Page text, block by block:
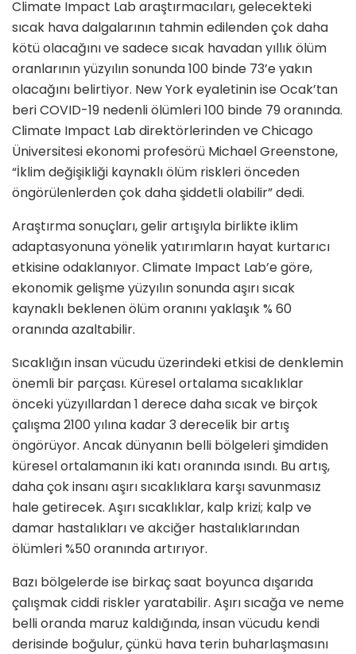
Climate Impact Lab araştırmacıları, gelecekteki
sıcak hava dalgalarının tahmin edilenden çok daha
kötü olacağını ve sadece sıcak havadan yıllık ölüm
oranlarının yüzyılın sonunda 100 binde 73’e yakın
olacağını belirtiyor. New York eyaletinin ise Ocak’tan
beri COVID-19 nedenli ölümleri 100 binde 79 oranında.
Climate Impact Lab direktörlerinden ve Chicago
Üniversitesi ekonomi profesörü Michael Greenstone,
“İklim değişikliği kaynaklı ölüm riskleri önceden
öngörülenlerden çok daha şiddetli olabilir” dedi.
Araştırma sonuçları, gelir artışıyla birlikte iklim
adaptasyonuna yönelik yatırımların hayat kurtarıcı
etkisine odaklanıyor. Climate Impact Lab’e göre,
ekonomik gelişme yüzyılın sonunda aşırı sıcak
kaynaklı beklenen ölüm oranını yaklaşık % 60
oranında azaltabilir.
Sıcaklığın insan vücudu üzerindeki etkisi de denklemin
önemli bir parçası. Küresel ortalama sıcaklıklar
önceki yüzyıllardan 1 derece daha sıcak ve birçok
çalışma 2100 yılına kadar 3 derecelik bir artış
öngörüyor. Ancak dünyanın belli bölgeleri şimdiden
küresel ortalamanın iki katı oranında ısındı. Bu artış,
daha çok insanı aşırı sıcaklıklara karşı savunmasız
hale getirecek. Aşırı sıcaklıklar, kalp krizi; kalp ve
damar hastalıkları ve akciğer hastalıklarından
ölümleri %50 oranında artırıyor.
Bazı bölgelerde ise birkaç saat boyunca dışarıda
çalışmak ciddi riskler yaratabilir. Aşırı sıcağa ve neme
belli oranda maruz kaldığında, insan vücudu kendi
derisinde boğulur, çünkü hava terin buharlaşmasını